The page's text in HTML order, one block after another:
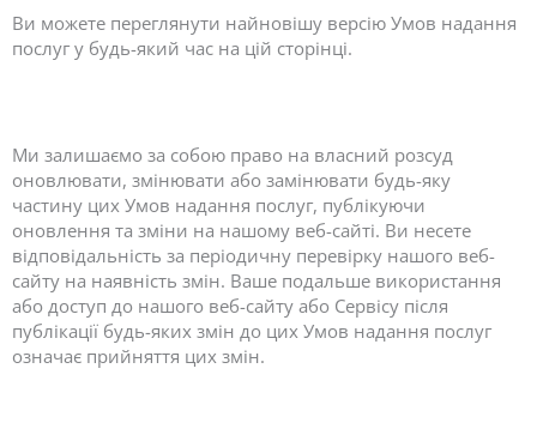
Ви можете переглянути найновішу версію Умов надання
послуг у будь-який час на цій сторінці.
Ми залишаємо за собою право на власний розсуд
оновлювати, змінювати або замінювати будь-яку
частину цих Умов надання послуг, публікуючи
оновлення та зміни на нашому веб-сайті. Ви несете
відповідальність за періодичну перевірку нашого веб-
сайту на наявність змін. Ваше подальше використання
або доступ до нашого веб-сайту або Сервісу після
публікації будь-яких змін до цих Умов надання послуг
означає прийняття цих змін.